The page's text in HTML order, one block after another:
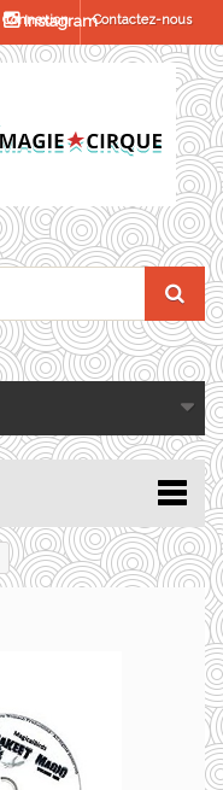
InstagramContactez-nous
Connexion